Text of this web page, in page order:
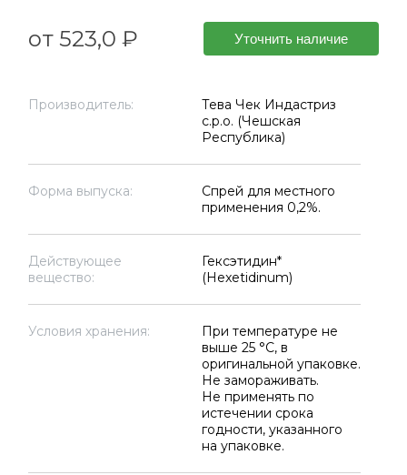
от 523,0 ₽ Уточнить наличие
Производитель:
Тева Чек Индастриз
с.р.о. (Чешская
Республика)
Форма выпуска:
Спрей для местного
применения 0,2%.
Действующее
вещество:
Гексэтидин*
(Hexetidinum)
Условия хранения:
При температуре не
выше 25 °C, в
оригинальной упаковке.
Не замораживать.
Не применять по
истечении срока
годности, указанного
на упаковке.